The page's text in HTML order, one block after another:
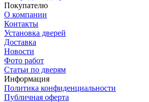
Покупателю
О компании
Контакты
Установка дверей
Доставка
Новости
Фото работ
Статьи по дверям
Информация
Политика конфиденциальности
Публичная оферта